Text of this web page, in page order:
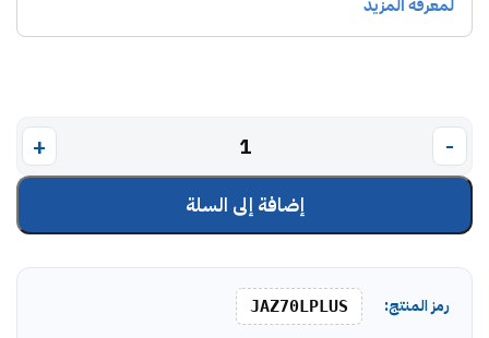
إضافة إلى السلة
رمز المنتج: JAZ70LPLUS